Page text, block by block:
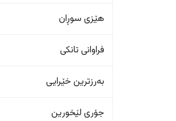
هێزی سوڕان
فراوانی تانکی
بەرزترین خێرایی
جۆری لێخورین